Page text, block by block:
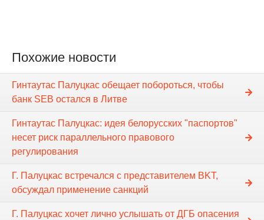
Похожие новости
Гинтаутас Палуцкас обещает побороться, чтобы
банк SEB остался в Литве
Гинтаутас Палуцкас: идея белорусских "паспортов"
несет риск параллельного правового
регулирования
Г. Палуцкас встречался с представителем BKT,
обсуждал применение санкций
Г. Палуцкас хочет лично услышать от ДГБ опасения